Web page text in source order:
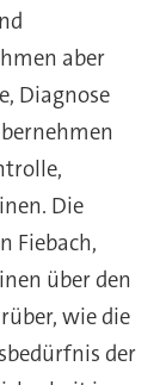
aber
Diagnose
Die
Fiebach,
über den
wie die
der